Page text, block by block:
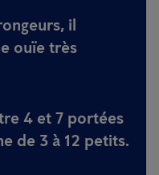
il
ouïe très
4 et 7 portées
de 3 à 12 petits.